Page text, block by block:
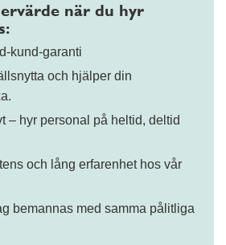
när du hyr
kund-garanti
och hjälper din
– hyr personal på heltid, deltid
och lång erfarenhet hos vår
bemannas med samma pålitliga